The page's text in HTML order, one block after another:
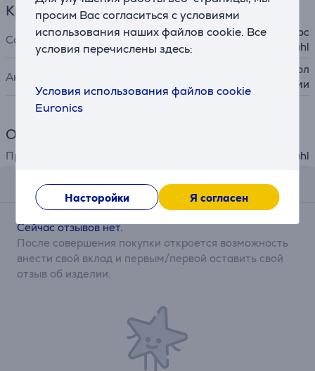
просим Вас согласиться с условиями
использования наших файлов cookie. Все
условия перечислены здесь:
Условия использования файлов cookie
Euronics
Насторойки Я согласен
Красота и здоровье
Совместимость
машинки для стрижки волос
и триммеры Wahl
Аксессуар
аксессуары для ухода за вол
осами
Общий параметр
Производитель Wahl
Отзывы
Сейчас отзывов нет.
После совершения покупки откроется возможность
внести свой вклад и первым/первой оставить свой
отзыв об изделии.